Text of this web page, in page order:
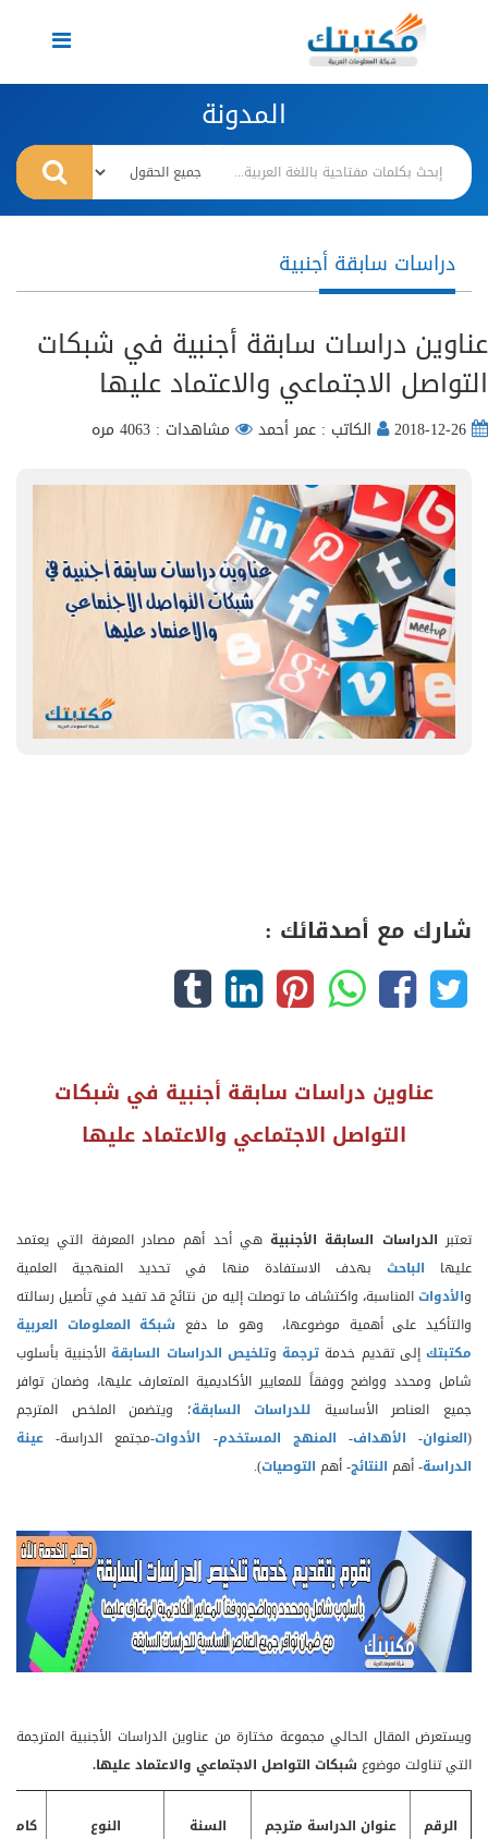
Toggle
navigation
المدونة
دراسات سابقة أجنبية
عناوين دراسات سابقة أجنبية في شبكات
التواصل الاجتماعي والاعتماد عليها
الكاتب : عمر أحمد مشاهدات : 4063 مره
شارك مع أصدقائك :
عناوين دراسات سابقة أجنبية في شبكات
التواصل الاجتماعي والاعتماد عليها
تعتبر الدراسات السابقة الأجنبيةهي أحد أهم مصادر المعرفة التي يعتمد
عليها الباحث بهدف الاستفادة منها في تحديد المنهجية العلمية
والأدواتالمناسبة، واكتشاف ما توصلت إليه من نتائج قد تفيد في تأصيل رسالته
والتأكيد على أهمية موضوعها، وهو ما دفع شبكة المعلومات العربية
مكتبتكإلى تقديم خدمة ترجمةوتلخيص الدراسات السابقةالأجنبية بأسلوب
شامل ومحدد وواضح ووفقاً للمعايير الأكاديمية المتعارف عليها، وضمان توافر
جميع العناصر الأساسية للدراسات السابقة؛ ويتضمن الملخص المترجم
(العنوان- الأهداف- المنهج المستخدم- الأدوات-مجتمع الدراسة- عينة
الدراسة- أهم النتائج- أهم التوصيات).
ويستعرض المقال الحالي مجموعة مختارة من عناوين الدراسات الأجنبية المترجمة
التي تناولت موضوع شبكات التواصل الاجتماعي والاعتماد عليها.
الرقم عنوان الدراسة مترجم السنة النوع